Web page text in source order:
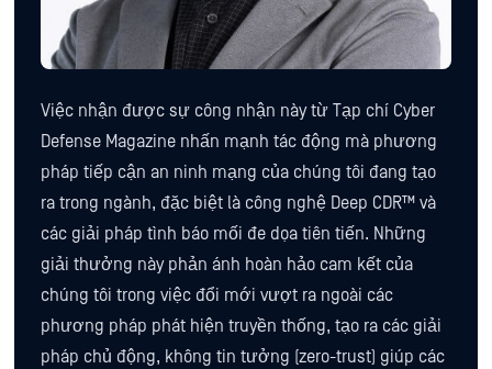
Việc nhận được sự công nhận này từ Tạp chí Cyber ​​
Defense Magazine nhấn mạnh tác động mà phương
pháp tiếp cận an ninh mạng của chúng tôi đang tạo
ra trong ngành, đặc biệt là công nghệ Deep CDR™ và
các giải pháp tình báo mối đe dọa tiên tiến. Những
giải thưởng này phản ánh hoàn hảo cam kết của
chúng tôi trong việc đổi mới vượt ra ngoài các
phương pháp phát hiện truyền thống, tạo ra các giải
pháp chủ động, không tin tưởng (zero-trust) giúp các